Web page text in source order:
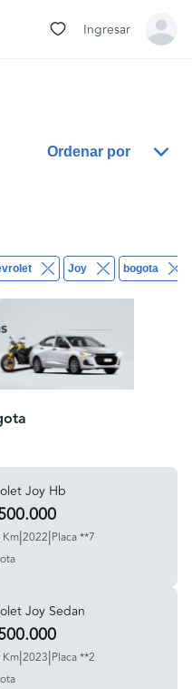
Ingresar
Ordenar por
Joy bogota
Joy Hb
|2022|Placa **7
Joy Sedan
|2023|Placa **2